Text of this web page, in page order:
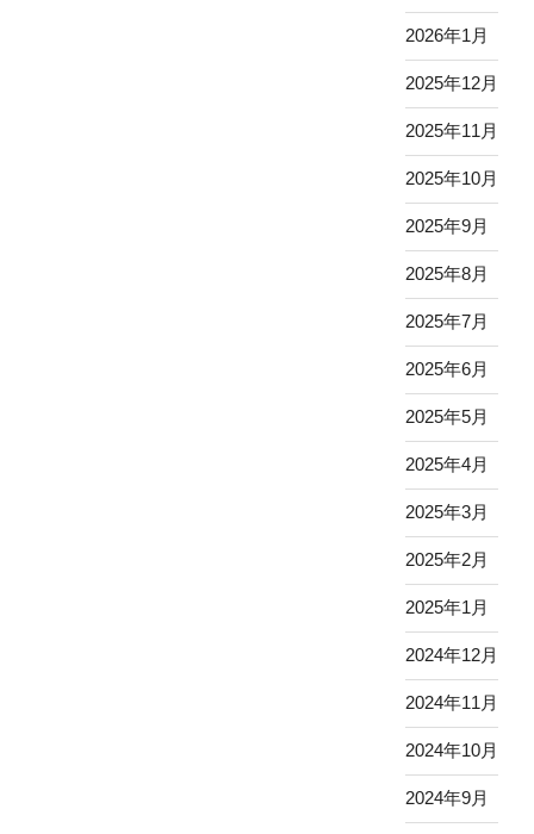
2026年1月
2025年12月
2025年11月
2025年10月
2025年9月
2025年8月
2025年7月
2025年6月
2025年5月
2025年4月
2025年3月
2025年2月
2025年1月
2024年12月
2024年11月
2024年10月
2024年9月